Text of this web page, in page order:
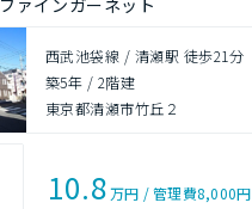
ファインガーネット
西武池袋線 / 清瀬駅 徒歩21分
築5年 / 2階建
東京都清瀬市竹丘２
10.8万円 /管理費8,000円